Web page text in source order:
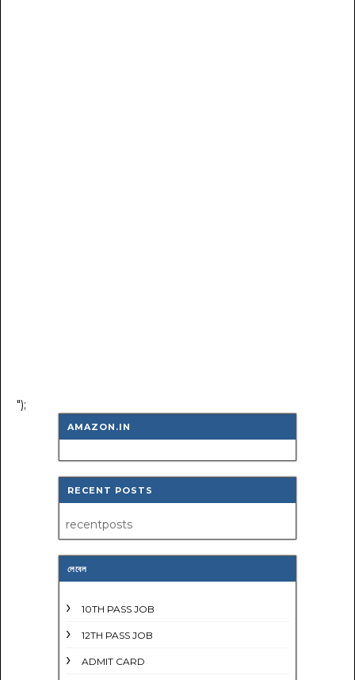
");
AMAZON.IN
RECENT POSTS
recentposts
লেবেল
10TH PASS JOB
12TH PASS JOB
ADMIT CARD